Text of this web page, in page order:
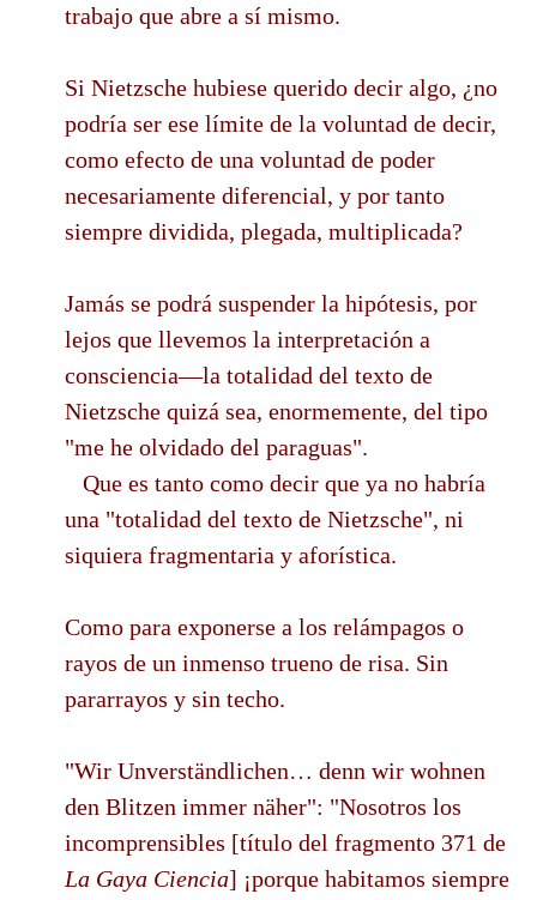
trabajo que abre a sí mismo.
Si Nietzsche hubiese querido decir algo, ¿no
podría ser ese límite de la voluntad de decir,
como efecto de una voluntad de poder
necesariamente diferencial, y por tanto
siempre dividida, plegada, multiplicada?
Jamás se podrá suspender la hipótesis, por
lejos que llevemos la interpretación a
consciencia—la totalidad del texto de
Nietzsche quizá sea, enormemente, del tipo
"me he olvidado del paraguas".
Que es tanto como decir que ya no habría
una "totalidad del texto de Nietzsche", ni
siquiera fragmentaria y aforística.
Como para exponerse a los relámpagos o
rayos de un inmenso trueno de risa. Sin
pararrayos y sin techo.
"Wir Unverständlichen… denn wir wohnen
den Blitzen immer näher": "Nosotros los
incomprensibles [título del fragmento 371 de
La Gaya Ciencia] ¡porque habitamos siempre